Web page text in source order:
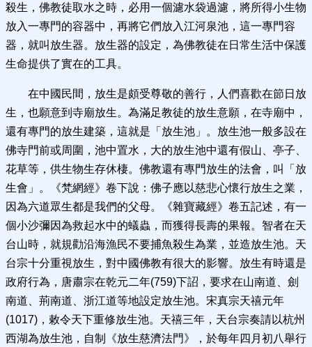
殺生，佛教徒取水之時，必用一個濾水袋過濾，將所得小生物
放入一專門的容器中，再將它們放入江河泉池，這一專門容
器，就叫放生器。放生器的設定，為佛教徒在日常生活中保護
生命提供了實在的工具。
在中國民間，放生是頗受尊敬的善行，人們喜歡在節日放
生，也願意到寺廟放生。為滿足教徒的放生意願，在寺廟中，
還有專門的放生建築，這就是「放生池」。放生池一般多設在
佛寺門前或周圍，池中置水，大的放生池中還有假山、亭子、
花草等，供生物生存休棲。佛教還有專門放生的法會，叫「放
生會」。《梵網經》卷下說：佛子應以慈悲心懷行放生之業，
因為六道眾生都是我們的父母。《雜寶藏經》卷五記述，有一
個小沙彌因為救起水中的蟻蟲，而獲得長壽的果報。智者在天
台山時，就規勸沿海漁民不要捕魚殺生為業，並造放生池。天
台宗十分重視放生，對中國佛教有很大的影響。放生有時還是
政府行為，唐肅宗在乾元二年(759)下詔，要求在山南道、劍
南道、荊南道、浙江道等地設定放生池。宋真宗天禧元年
(1017)，敕令天下重修放生池。天禧三年，天台宗奏請以杭州
西湖為放生池，自制《放生慈濟法門》，於每年四月初八舉行